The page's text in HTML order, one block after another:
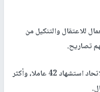
للاعتقال والتنكيل من
تصاريح.
ومنذ تشرين الأول/أكتوبر 2023، وثق الاتحاد استشهاد 42 عاملا، وأكثر